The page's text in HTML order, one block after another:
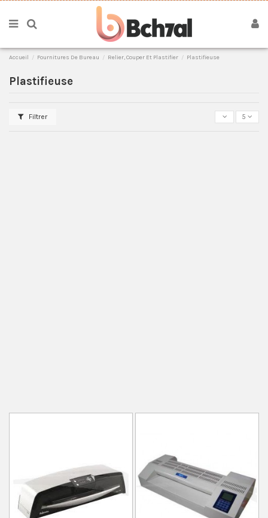
Accueil Fournitures De Bureau Relier, Couper Et Plastifier Plastifieuse
Plastifieuse
Filtrer 5